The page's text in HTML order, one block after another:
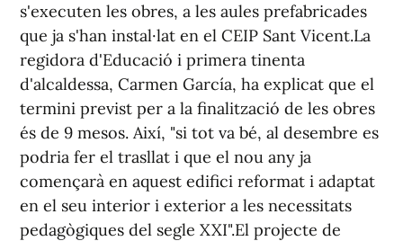
s'executen les obres, a les aules prefabricades
que ja s'han instal·lat en el CEIP Sant Vicent.La
regidora d'Educació i primera tinenta
d'alcaldessa, Carmen García, ha explicat que el
termini previst per a la finalització de les obres
és de 9 mesos. Així, "si tot va bé, al desembre es
podria fer el trasllat i que el nou any ja
començarà en aquest edifici reformat i adaptat
en el seu interior i exterior a les necessitats
pedagògiques del segle XXI".El projecte de